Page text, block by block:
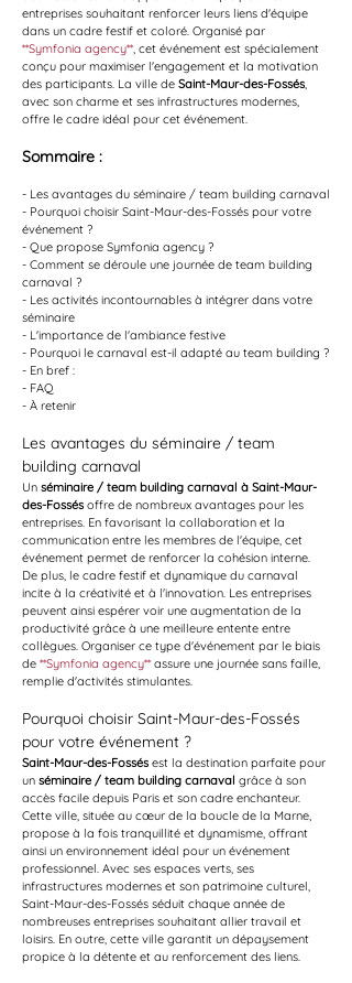
entreprises souhaitant renforcer leurs liens d'équipe
dans un cadre festif et coloré. Organisé par
**Symfonia agency**, cet événement est spécialement
conçu pour maximiser l'engagement et la motivation
des participants. La ville de Saint-Maur-des-Fossés,
avec son charme et ses infrastructures modernes,
offre le cadre idéal pour cet événement.
Sommaire :
- Les avantages du séminaire / team building carnaval
- Pourquoi choisir Saint-Maur-des-Fossés pour votre
événement ?
- Que propose Symfonia agency ?
- Comment se déroule une journée de team building
carnaval ?
- Les activités incontournables à intégrer dans votre
séminaire
- L'importance de l'ambiance festive
- Pourquoi le carnaval est-il adapté au team building ?
- En bref :
- FAQ
- À retenir
Les avantages du séminaire / team
building carnaval
Un séminaire / team building carnaval à Saint-Maur-
des-Fossés offre de nombreux avantages pour les
entreprises. En favorisant la collaboration et la
communication entre les membres de l'équipe, cet
événement permet de renforcer la cohésion interne.
De plus, le cadre festif et dynamique du carnaval
incite à la créativité et à l'innovation. Les entreprises
peuvent ainsi espérer voir une augmentation de la
productivité grâce à une meilleure entente entre
collègues. Organiser ce type d'événement par le biais
de **Symfonia agency** assure une journée sans faille,
remplie d'activités stimulantes.
Pourquoi choisir Saint-Maur-des-Fossés
pour votre événement ?
Saint-Maur-des-Fossés est la destination parfaite pour
un séminaire / team building carnaval grâce à son
accès facile depuis Paris et son cadre enchanteur.
Cette ville, située au cœur de la boucle de la Marne,
propose à la fois tranquillité et dynamisme, offrant
ainsi un environnement idéal pour un événement
professionnel. Avec ses espaces verts, ses
infrastructures modernes et son patrimoine culturel,
Saint-Maur-des-Fossés séduit chaque année de
nombreuses entreprises souhaitant allier travail et
loisirs. En outre, cette ville garantit un dépaysement
propice à la détente et au renforcement des liens.